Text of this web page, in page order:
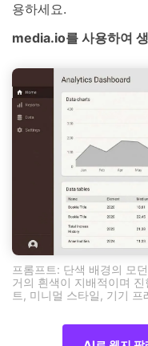
용하세요.
media.io를 사용하여
프롬프트: 단색 배경의 모
거의 흰색이 지배적이며
트, 미니멀 스타일, 기기